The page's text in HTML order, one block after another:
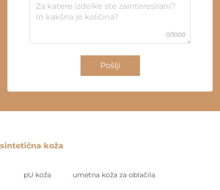
0/1000
Pošlji
sintetična koža
pU koža umetna koža za oblačila